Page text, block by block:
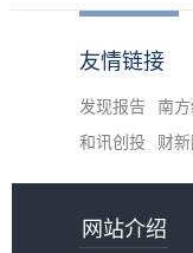
友情链接
发现报告 南
和讯创投
财新
网站介绍